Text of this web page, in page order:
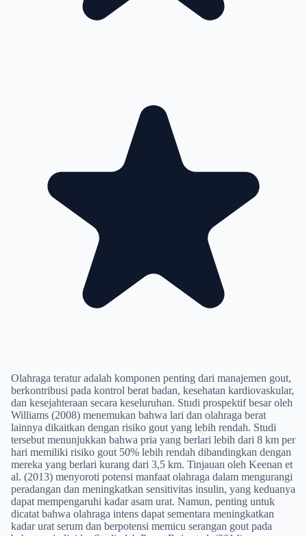
Olahraga teratur adalah komponen penting dari manajemen gout,
berkontribusi pada kontrol berat badan, kesehatan kardiovaskular,
dan kesejahteraan secara keseluruhan. Studi prospektif besar oleh
Williams (2008) menemukan bahwa lari dan olahraga berat
lainnya dikaitkan dengan risiko gout yang lebih rendah. Studi
tersebut menunjukkan bahwa pria yang berlari lebih dari 8 km per
hari memiliki risiko gout 50% lebih rendah dibandingkan dengan
mereka yang berlari kurang dari 3,5 km. Tinjauan oleh Keenan et
al. (2013) menyoroti potensi manfaat olahraga dalam mengurangi
peradangan dan meningkatkan sensitivitas insulin, yang keduanya
dapat mempengaruhi kadar asam urat. Namun, penting untuk
dicatat bahwa olahraga intens dapat sementara meningkatkan
kadar urat serum dan berpotensi memicu serangan gout pada